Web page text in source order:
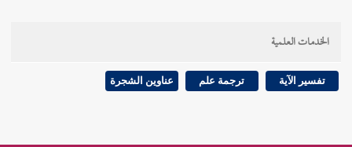
الخدمات العلمية
تفسير الآية ترجمة علم عناوين الشجرة